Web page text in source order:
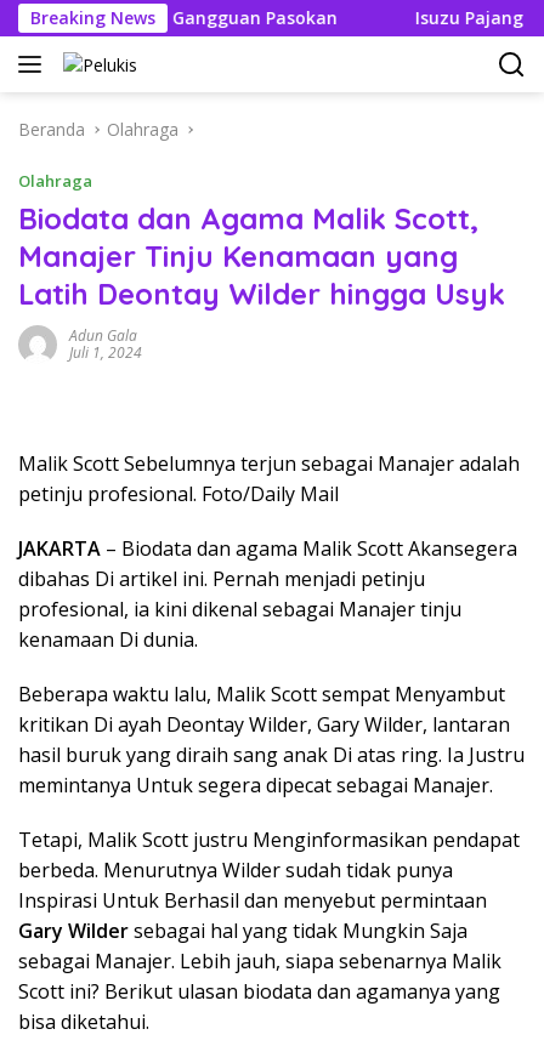
Langsung
ke
konten
Breaking News
Boleh Ada Gangguan Pasokan Isuzu Pajang
Beranda Olahraga
Olahraga
Biodata dan Agama Malik Scott,
Manajer Tinju Kenamaan yang
Latih Deontay Wilder hingga Usyk
Adun Gala
Juli 1, 2024
Malik Scott Sebelumnya terjun sebagai Manajer adalah
petinju profesional. Foto/Daily Mail
JAKARTA – Biodata dan agama Malik Scott Akansegera
dibahas Di artikel ini. Pernah menjadi petinju
profesional, ia kini dikenal sebagai Manajer tinju
kenamaan Di dunia.
Beberapa waktu lalu, Malik Scott sempat Menyambut
kritikan Di ayah Deontay Wilder, Gary Wilder, lantaran
hasil buruk yang diraih sang anak Di atas ring. Ia Justru
memintanya Untuk segera dipecat sebagai Manajer.
Tetapi, Malik Scott justru Menginformasikan pendapat
berbeda. Menurutnya Wilder sudah tidak punya
Inspirasi Untuk Berhasil dan menyebut permintaan
Gary Wildersebagai hal yang tidak Mungkin Saja
sebagai Manajer. Lebih jauh, siapa sebenarnya Malik
Scott ini? Berikut ulasan biodata dan agamanya yang
bisa diketahui.